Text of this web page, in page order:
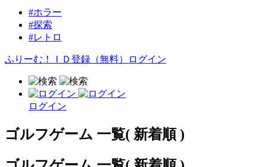
#ホラー
#探索
#レトロ
ふりーむ！ＩＤ登録（無料） ログイン
ログイン
ゴルフゲーム 一覧( 新着順 )